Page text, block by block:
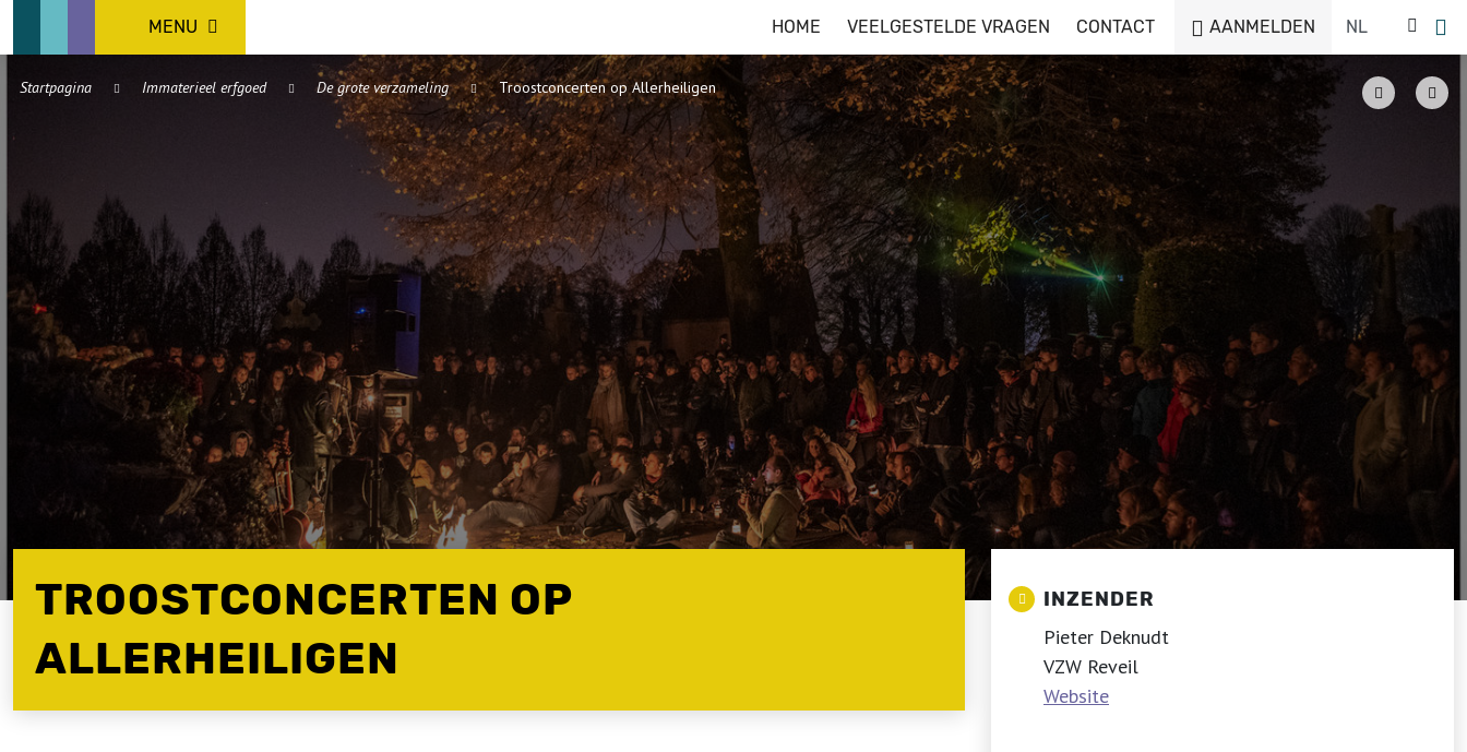
MENU HOME VEELGESTELDE VRAGEN CONTACT AANMELDEN
Startpagina Immaterieel erfgoed De grote verzameling Troostconcerten op Allerheiligen
TROOSTCONCERTEN OP
ALLERHEILIGEN
INZENDER
Pieter Deknudt
VZW Reveil
Website